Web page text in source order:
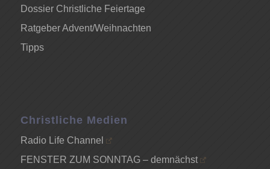
Dossier Christliche Feiertage
Ratgeber Advent/Weihnachten
Tipps
Christliche Medien
Radio Life Channel
FENSTER ZUM SONNTAG – demnächst